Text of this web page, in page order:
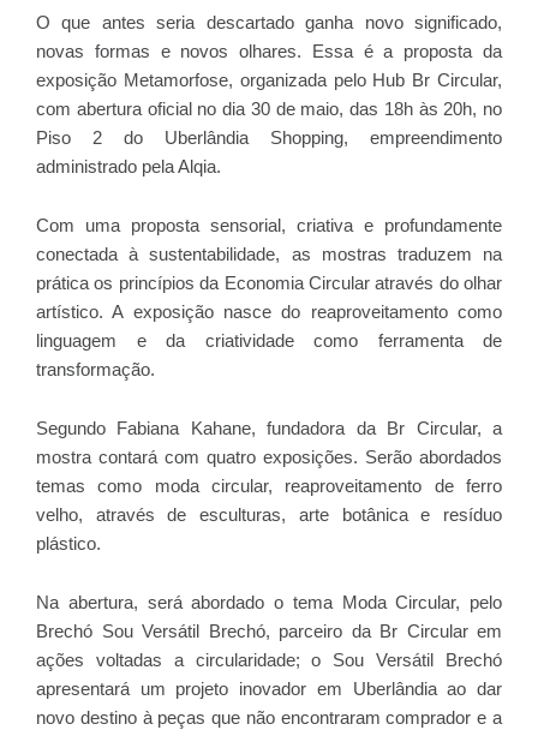
O que antes seria descartado ganha novo significado,
novas formas e novos olhares. Essa é a proposta da
exposição Metamorfose, organizada pelo Hub Br Circular,
com abertura oficial no dia 30 de maio, das 18h às 20h, no
Piso 2 do Uberlândia Shopping, empreendimento
administrado pela Alqia.
Com uma proposta sensorial, criativa e profundamente
conectada à sustentabilidade, as mostras traduzem na
prática os princípios da Economia Circular através do olhar
artístico. A exposição nasce do reaproveitamento como
linguagem e da criatividade como ferramenta de
transformação.
Segundo Fabiana Kahane, fundadora da Br Circular, a
mostra contará com quatro exposições. Serão abordados
temas como moda circular, reaproveitamento de ferro
velho, através de esculturas, arte botânica e resíduo
plástico.
Na abertura, será abordado o tema Moda Circular, pelo
Brechó Sou Versátil Brechó, parceiro da Br Circular em
ações voltadas a circularidade; o Sou Versátil Brechó
apresentará um projeto inovador em Uberlândia ao dar
novo destino à peças que não encontraram comprador e a